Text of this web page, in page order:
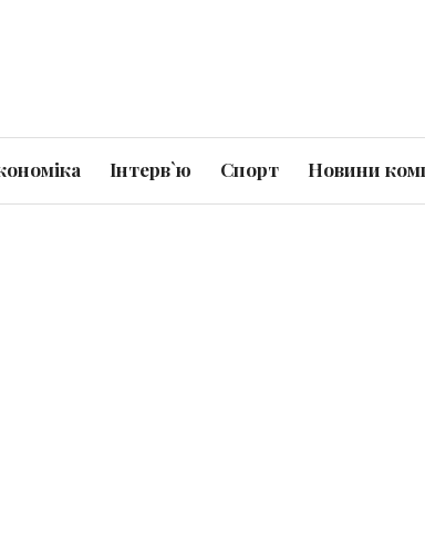
Інтерв`ю Спорт Новини